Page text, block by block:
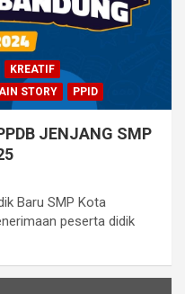
KREATIF
STORY PPID
JENJANG SMP
Baru SMP Kota
peserta didik